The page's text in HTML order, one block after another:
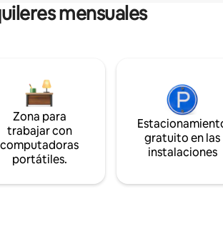
mensuales
Zona para
trabajar con
computadoras
portátiles.
gratuito en las
instalaciones